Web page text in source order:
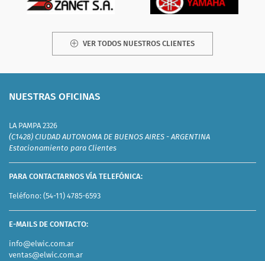
VER TODOS NUESTROS CLIENTES
NUESTRAS OFICINAS
LA PAMPA 2326
(C1428) CIUDAD AUTONOMA DE BUENOS AIRES - ARGENTINA
Estacionamiento para Clientes
PARA CONTACTARNOS VÍA TELEFÓNICA:
Teléfono:(54-11) 4785-6593
E-MAILS DE CONTACTO:
info@elwic.com.ar
ventas@elwic.com.ar